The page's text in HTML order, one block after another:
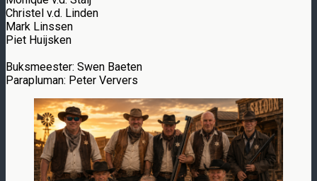
Christel v.d. Linden
Mark Linssen
Piet Huijsken
Buksmeester: Swen Baeten
Parapluman: Peter Ververs